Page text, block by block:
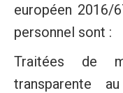
européen 2016/
personnel sont :
Traitées de
transparente